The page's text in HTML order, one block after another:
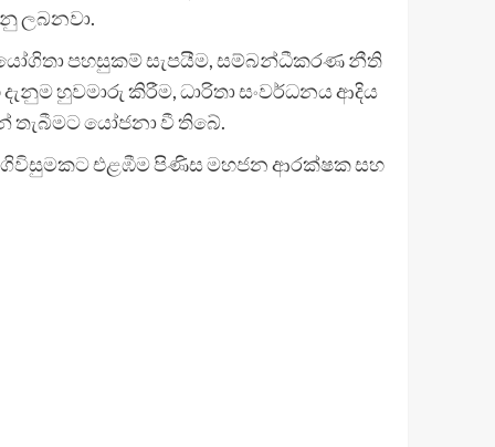
ලබනවා.
පහසුකම් සැපයීම, සම්බන්ධීකරණ නීති
හුවමාරු කිරීම, ධාරිතා සංවර්ධනය ආදිය
තැබීමට යෝජනා වී තිබේ.
ගිවිසුමකට එළඹීම පිණිස මහජන ආරක්ෂක සහ